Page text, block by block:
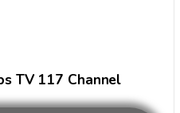
TV 117 Channel